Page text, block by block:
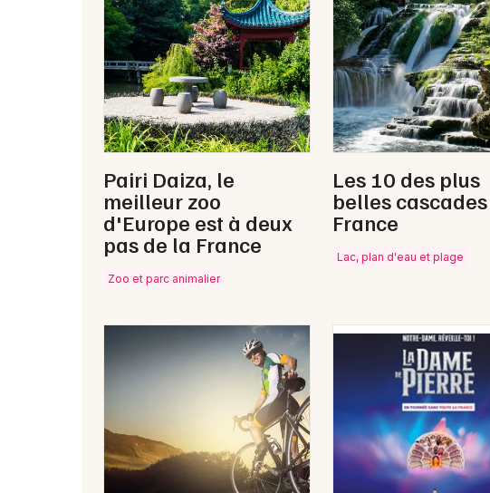
Pairi Daiza, le
meilleur zoo
d'Europe est à deux
pas de la France
Zoo et parc animalier
Les 10 des plus
belles
France
Lac, plan d'eau et plage